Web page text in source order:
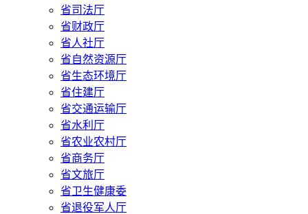
省司法厅
省财政厅
省人社厅
省自然资源厅
省生态环境厅
省住建厅
省交通运输厅
省水利厅
省农业农村厅
省商务厅
省文旅厅
省卫生健康委
省退役军人厅